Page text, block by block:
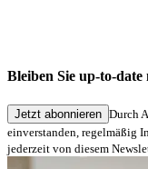
03.06.2026
Bleiben Sie up-to-
Jetzt abonnieren Durch
einverstanden, regelmäßig
jederzeit von diesem